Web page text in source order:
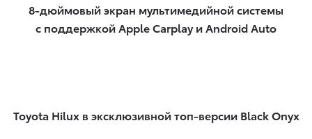
8-дюймовый экран мультимедийной системы
с поддержкой Apple Carplay и Android Auto
Toyota Hilux в эксклюзивной топ-версии Black Onyx